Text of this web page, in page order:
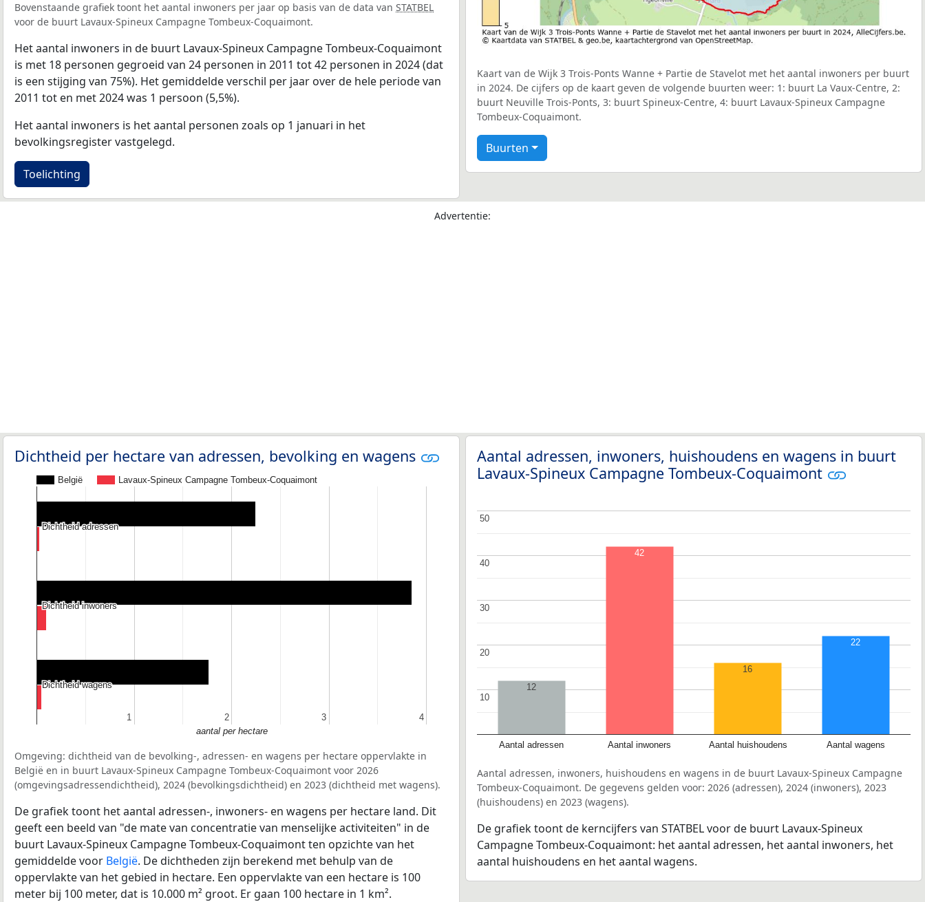
Bovenstaande grafiek toont het aantal inwoners per jaar op basis van de data van STATBEL
voor de buurt Lavaux-Spineux Campagne Tombeux-Coquaimont.
Het aantal inwoners in de buurt Lavaux-Spineux Campagne Tombeux-Coquaimont
is met 18 personen gegroeid van 24 personen in 2011 tot 42 personen in 2024 (dat
is een stijging van 75%). Het gemiddelde verschil per jaar over de hele periode van
2011 tot en met 2024 was 1 persoon (5,5%).
Het aantal inwoners is het aantal personen zoals op 1 januari in het
bevolkingsregister vastgelegd.
Toelichting
Kaart van de Wijk 3 Trois-Ponts Wanne + Partie de Stavelot met het aantal inwoners per buurt
in 2024. De cijfers op de kaart geven de volgende buurten weer: 1: buurt La Vaux-Centre, 2:
buurt Neuville Trois-Ponts, 3: buurt Spineux-Centre, 4: buurt Lavaux-Spineux Campagne
Tombeux-Coquaimont.
Buurten
Advertentie:
Dichtheid per hectare van adressen, bevolking en wagens
België Lavaux-Spineux Campagne Tombeux-Coquaimont
11 2
2 3
3 4
4
Dichtheid adressen
Dichtheid adressen
Dichtheid inwoners
Dichtheid inwoners
Dichtheid wagens
Dichtheid wagens
aantal per hectare
Omgeving: dichtheid van de bevolking-, adressen- en wagens per hectare oppervlakte in
België en in buurt Lavaux-Spineux Campagne Tombeux-Coquaimont voor 2026
(omgevingsadressendichtheid), 2024 (bevolkingsdichtheid) en 2023 (dichtheid met wagens).
De grafiek toont het aantal adressen-, inwoners- en wagens per hectare land. Dit
geeft een beeld van "de mate van concentratie van menselijke activiteiten" in de
buurt Lavaux-Spineux Campagne Tombeux-Coquaimont ten opzichte van het
gemiddelde voor België. De dichtheden zijn berekend met behulp van de
oppervlakte van het gebied in hectare. Een oppervlakte van een hectare is 100
meter bij 100 meter, dat is 10.000 m² groot. Er gaan 100 hectare in 1 km².
Aantal adressen, inwoners, huishoudens en wagens in buurt
Lavaux-Spineux Campagne Tombeux-Coquaimont
Aantal adressen Aantal inwoners Aantal huishoudens Aantal wagens
10
10
20
20
30
30
40
40
50
50
12
42
16
22
Aantal adressen, inwoners, huishoudens en wagens in de buurt Lavaux-Spineux Campagne
Tombeux-Coquaimont. De gegevens gelden voor: 2026 (adressen), 2024 (inwoners), 2023
(huishoudens) en 2023 (wagens).
De grafiek toont de kerncijfers van STATBEL voor de buurt Lavaux-Spineux
Campagne Tombeux-Coquaimont: het aantal adressen, het aantal inwoners, het
aantal huishoudens en het aantal wagens.